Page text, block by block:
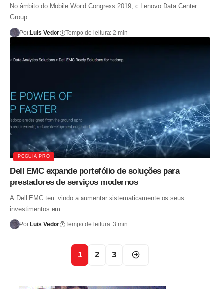
No âmbito do Mobile World Congress 2019, o Lenovo Data Center
Group…
Por:Luis Vedor Tempo de leitura: 2 min
PCGUIA PRO
Dell EMC expande portefólio de soluções para
prestadores de serviços modernos
A Dell EMC tem vindo a aumentar sistematicamente os seus
investimentos em…
Por:Luis Vedor Tempo de leitura: 3 min
1 2 3